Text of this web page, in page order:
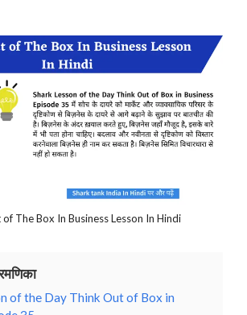
The Box In Business Lesson In Hindi
of the Day Think Out of Box in